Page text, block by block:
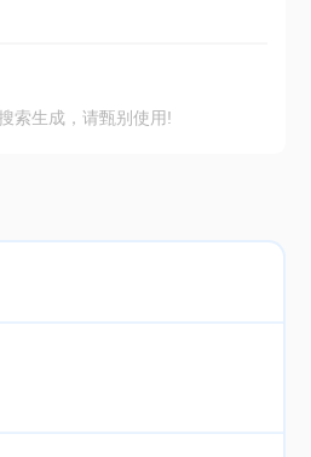
索生成，请甄别使用!